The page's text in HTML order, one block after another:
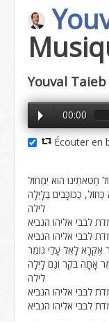
Youval
00:00
Écouter en
לילה
לבבי אליהו הנביא
לבבי אליהו הנביא
אָתָה בֹקֶר וְגַם לָיְלָה
לילה
לבבי אליהו הנביא
לבבי אליהו הנביא